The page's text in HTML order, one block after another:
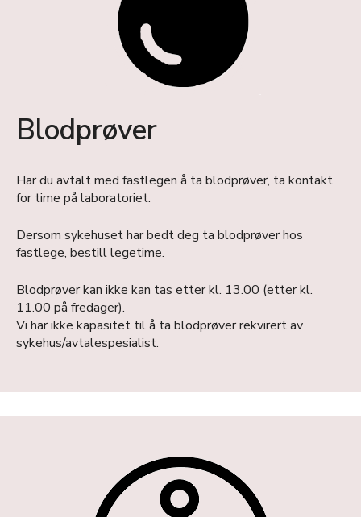
Blodprøver
Har du avtalt med fastlegen å ta blodprøver, ta kontakt
for time på laboratoriet.
Dersom sykehuset har bedt deg ta blodprøver hos
fastlege, bestill legetime.
Blodprøver kan ikke kan tas etter kl. 13.00 (etter kl.
11.00 på fredager).
Vi har ikke kapasitet til å ta blodprøver rekvirert av
sykehus/avtalespesialist.